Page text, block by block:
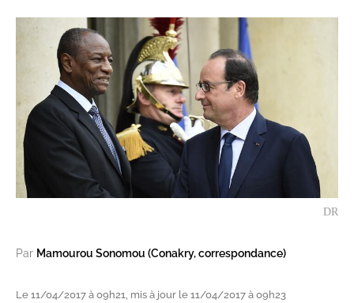
DR
Par Mamourou Sonomou (Conakry, correspondance)
Le 11/04/2017 à 09h21, mis à jour le 11/04/2017 à 09h23